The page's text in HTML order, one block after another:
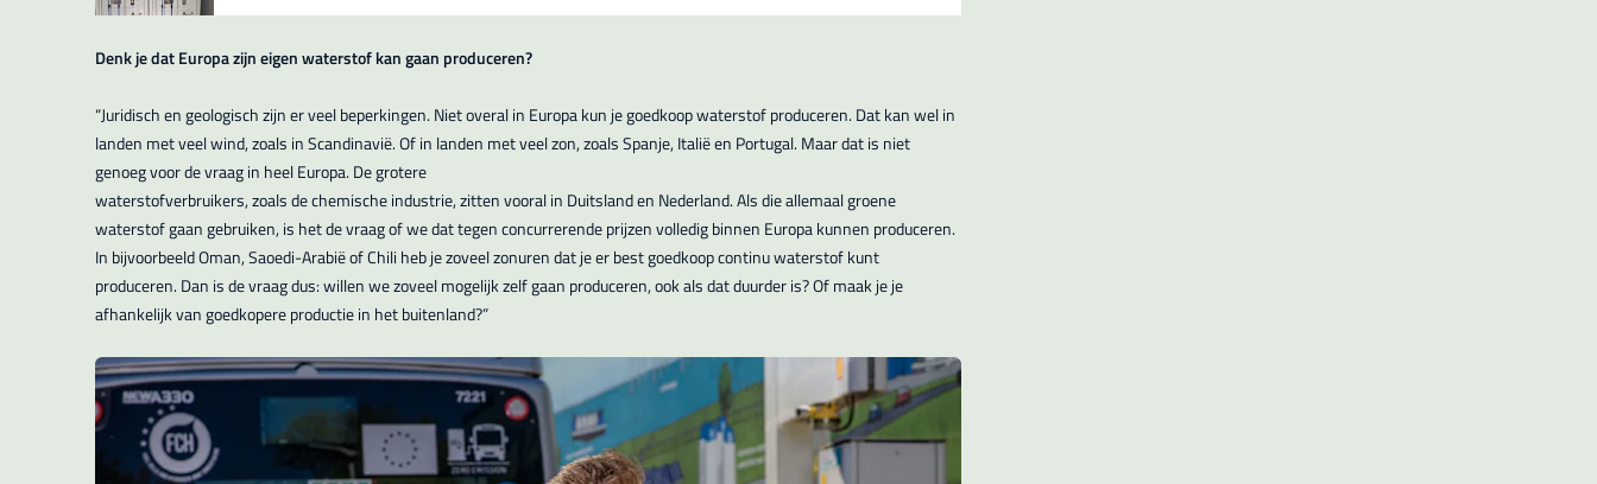
Denk je dat Europa zijn eigen waterstof kan gaan produceren?
“Juridisch en geologisch zijn er veel beperkingen. Niet overal in Europa kun je goedkoop waterstof produceren. Dat kan wel in
landen met veel wind, zoals in Scandinavië. Of in landen met veel zon, zoals Spanje, Italië en Portugal. Maar dat is niet
genoeg voor de vraag in heel Europa. De grotere
waterstofverbruikers, zoals de chemische industrie, zitten vooral in Duitsland en Nederland. Als die allemaal groene
waterstof gaan gebruiken, is het de vraag of we dat tegen concurrerende prijzen volledig binnen Europa kunnen produceren.
In bijvoorbeeld Oman, Saoedi-Arabië of Chili heb je zoveel zonuren dat je er best goedkoop continu waterstof kunt
produceren. Dan is de vraag dus: willen we zoveel mogelijk zelf gaan produceren, ook als dat duurder is? Of maak je je
afhankelijk van goedkopere productie in het buitenland?”